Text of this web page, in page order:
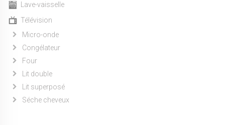
Lave-vaisselle
Télévision
Micro-onde
Congélateur
Four
Lit double
Lit superposé
Séche cheveux